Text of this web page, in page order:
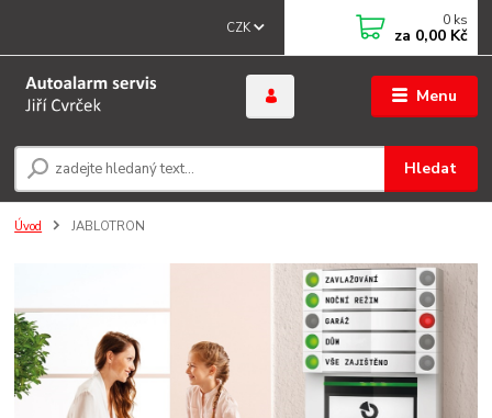
Menu
CZK
Hledat
0 ks
za 0,00 Kč
Úvod JABLOTRON